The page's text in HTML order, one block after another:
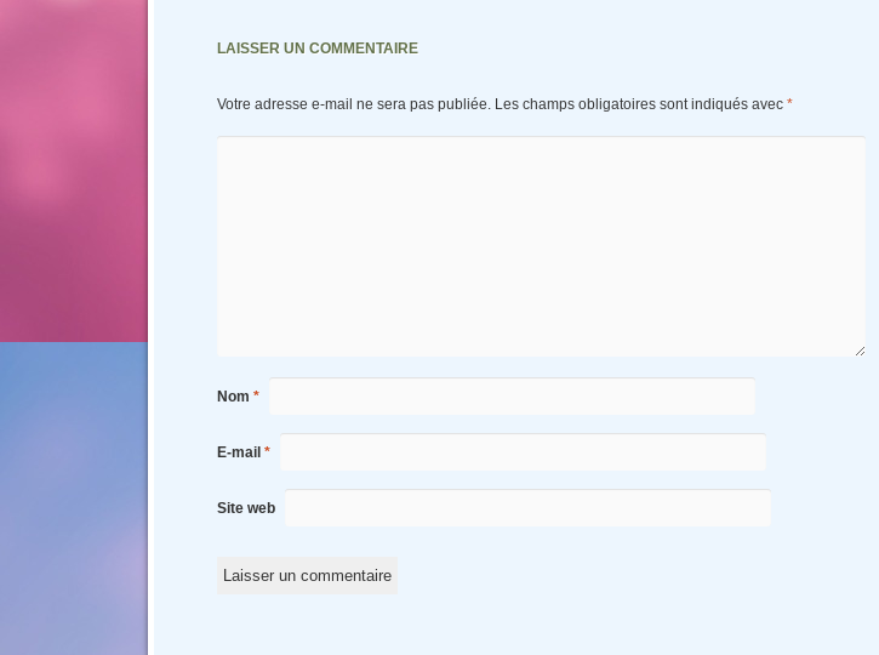
LAISSER UN COMMENTAIRE
Votre adresse e-mail ne sera pas publiée. Les champs obligatoires sont indiqués avec *
Nom *
E-mail *
Site web